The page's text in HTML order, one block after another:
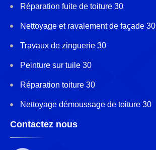
Réparation fuite de toiture 30
Nettoyage et ravalement de façade 30
Travaux de zinguerie 30
Peinture sur tuile 30
Réparation toiture 30
Nettoyage démoussage de toiture 30
Contactez nous